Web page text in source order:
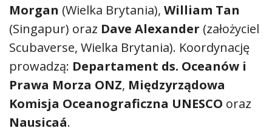
Morgan (Wielka Brytania), William Tan
(Singapur) oraz Dave Alexander (założyciel
Scubaverse, Wielka Brytania). Koordynację
prowadzą: Departament ds. Oceanów i
Prawa Morza ONZ, Międzyrządowa
Komisja Oceanograficzna UNESCO oraz
Nausicaá.